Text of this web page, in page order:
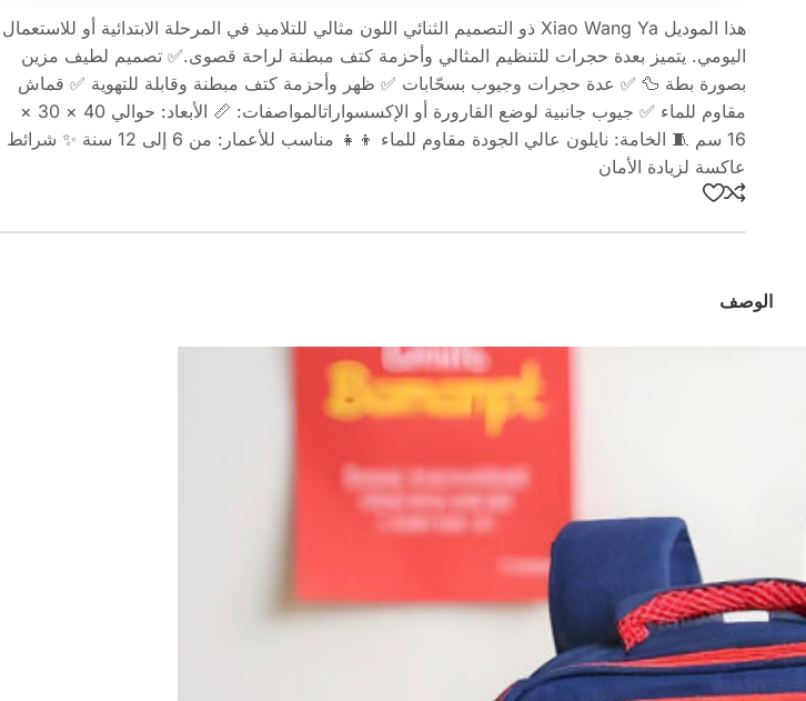
هذا الموديل Xiao Wang Ya ذو التصميم الثنائي اللون مثالي للتلاميذ في المرحلة الابتدائية أو للاستعمال
اليومي. يتميز بعدة حجرات للتنظيم المثالي وأحزمة كتف مبطنة لراحة قصوى.✅ تصميم لطيف مزين
بصورة بطة 🦆 ✅ عدة حجرات وجيوب بسحّابات ✅ ظهر وأحزمة كتف مبطنة وقابلة للتهوية ✅ قماش
مقاوم للماء ✅ جيوب جانبية لوضع القارورة أو الإكسسواراتالمواصفات: 📏 الأبعاد: حوالي 40 × 30 ×
16 سم 🧵 الخامة: نايلون عالي الجودة مقاوم للماء 👦👧 مناسب للأعمار: من 6 إلى 12 سنة ✨ شرائط
عاكسة لزيادة الأمان
الوصف